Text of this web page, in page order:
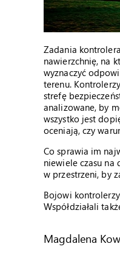
Zadania
nawierzchnię, na
wyznaczyć
terenu.
strefę
analizowane, by
wszystko jest
oceniają, czy
Co sprawia im
niewiele czasu
w przestrzeni, by
Bojowi
Współdziałali
Magdalena